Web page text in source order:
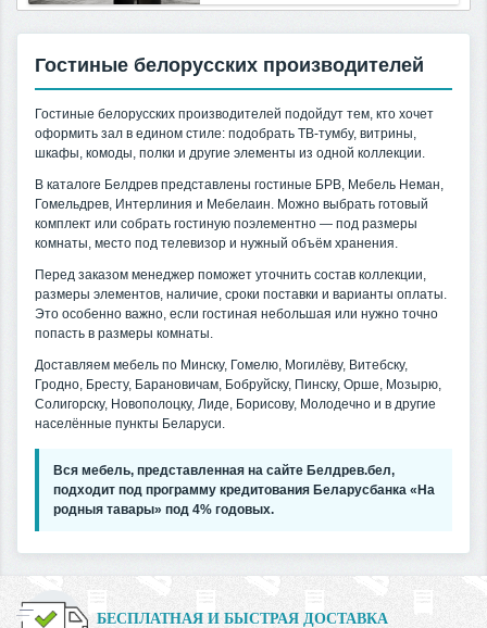
Гостиные белорусских производителей
Гостиные белорусских производителей подойдут тем, кто хочет
оформить зал в едином стиле: подобрать ТВ-тумбу, витрины,
шкафы, комоды, полки и другие элементы из одной коллекции.
В каталоге Белдрев представлены гостиные БРВ, Мебель Неман,
Гомельдрев, Интерлиния и Мебелаин. Можно выбрать готовый
комплект или собрать гостиную поэлементно — под размеры
комнаты, место под телевизор и нужный объём хранения.
Перед заказом менеджер поможет уточнить состав коллекции,
размеры элементов, наличие, сроки поставки и варианты оплаты.
Это особенно важно, если гостиная небольшая или нужно точно
попасть в размеры комнаты.
Доставляем мебель по Минску, Гомелю, Могилёву, Витебску,
Гродно, Бресту, Барановичам, Бобруйску, Пинску, Орше, Мозырю,
Солигорску, Новополоцку, Лиде, Борисову, Молодечно и в другие
населённые пункты Беларуси.
Вся мебель, представленная на сайте Белдрев.бел,
подходит под программу кредитования Беларусбанка «На
родныя тавары» под 4% годовых.
БЕСПЛАТНАЯ И БЫСТРАЯ ДОСТАВКА